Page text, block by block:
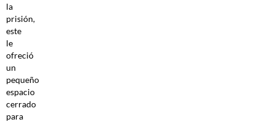
la
prisión,
este
le
ofreció
un
pequeño
espacio
cerrado
para